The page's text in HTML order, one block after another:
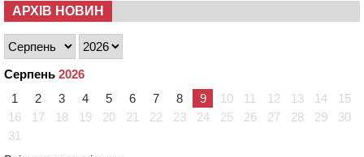
АРХІВ НОВИН
Серпень 2026
1
2 3 4 5 6 7 8 9 10 11 12 13 14
15
16
17 18 19 20 21 22 23 24 25 26 27 28 29
30
31